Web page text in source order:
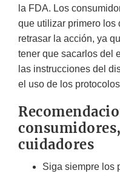
la FDA. Los
que utilizar primero los
retrasar la acción, ya
tener que sacarlos del
las instrucciones del
el uso de los
cuidadores
Siga siempre los